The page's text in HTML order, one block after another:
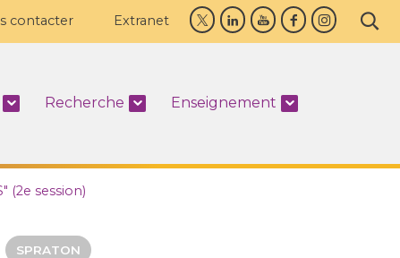
contacter Extranet
Recherche Enseignement
(2e session)
SPRATON